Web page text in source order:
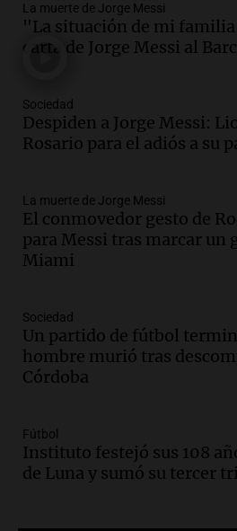
Audio.Tragedia en
y cinco heridos tras
un puente
Episodios
Audio.Messi llegará
Rosario para
Episodios
Audio.Ley de
en el Congreso expuso
comunicacional del
Episodios
Audio.Casabindo se
celebración única:
tradicional Toreo de la
Audio.Borges,
"Tres hombres se lo
hacerle preguntas y
Episodios
La muerte de Jorge Messi
"La situación de mi
carta de Jorge Messi al
Sociedad
Despiden a Jorge Messi:
Rosario para el adiós a su
La muerte de Jorge Messi
El conmovedor gesto de
para Messi tras marcar un
Miami
Sociedad
Un partido de fútbol
hombre murió tras
Córdoba
Fútbol
Instituto festejó sus 108
de Luna y sumó su tercer